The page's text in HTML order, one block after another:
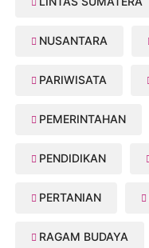
NUSANTARA
PARIWISATA
PEMERINTAHAN
PENDIDIKAN
PERTANIAN
RAGAM BUDAYA